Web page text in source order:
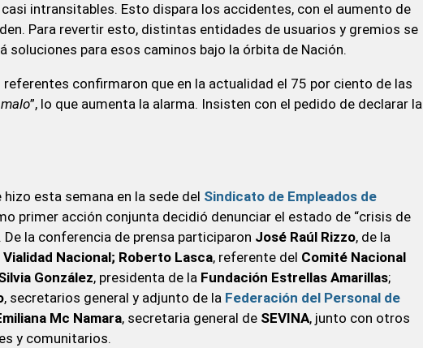
intransitables. Esto dispara los accidentes, con el aumento de
Para revertir esto, distintas entidades de usuarios y gremios se
soluciones para esos caminos bajo la órbita de Nación.
referentes confirmaron que en la actualidad el 75 por ciento de las
”, lo que aumenta la alarma. Insisten con el pedido de declarar la
esta semana en la sede del Sindicato de Empleados de
primer acción conjunta decidió denunciar el estado de “crisis de
la conferencia de prensa participaron José Raúl Rizzo, de la
Nacional; Roberto Lasca, referente del Comité Nacional
González, presidenta de la Fundación Estrellas Amarillas;
, secretarios general y adjunto de la Federación del Personal de
Mc Namara, secretaria general de SEVINA, junto con otros
y comunitarios.